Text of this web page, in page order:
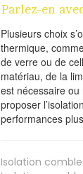
Parlez-en
Plusieurs choix
thermique,
de verre ou de
matériau, de la
est nécessaire
proposer
performances
Isolation